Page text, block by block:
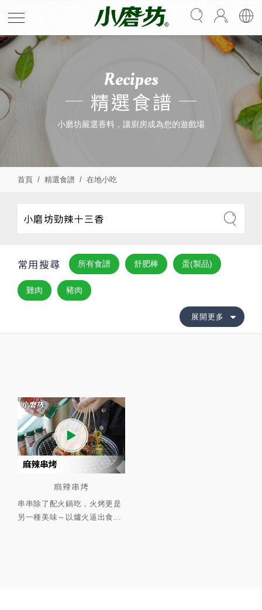
Recipes
精選食譜
小磨坊嚴選香料，讓廚房成為您的遊戲場
首頁 精選食譜 在地小吃
常用搜尋 所有食譜 舒肥棒 蛋(製品)
雞肉 豬肉
展開更多
麻辣串烤
串串除了配火鍋吃，火烤更是
另一種美味～以爐火逼出食...